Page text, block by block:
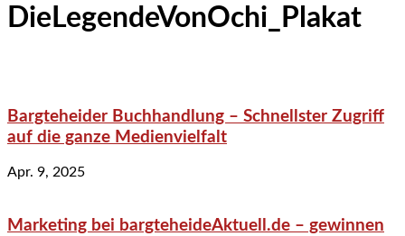
DieLegendeVonOchi_Plakat
Bargteheider Buchhandlung – Schnellster Zugriff
auf die ganze Medienvielfalt
Apr. 9, 2025
Marketing bei bargteheideAktuell.de – gewinnen